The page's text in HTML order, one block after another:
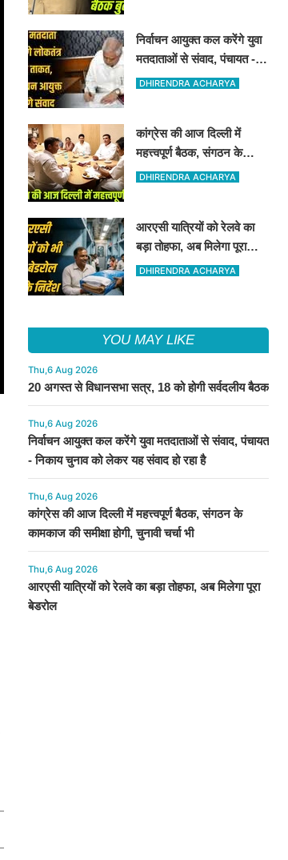
निर्वाचन आयुक्त कल करेंगे युवा
मतदाताओं से संवाद, पंचायत -
निकाय चुनाव को लेकर यह
DHIRENDRA ACHARYA
कांग्रेस की आज दिल्ली में
महत्त्वपूर्ण बैठक, संगठन के
कामकाज की समीक्षा होगी,
DHIRENDRA ACHARYA
आरएसी यात्रियों को रेलवे का
बड़ा तोहफा, अब मिलेगा पूरा
बेडरोल
DHIRENDRA ACHARYA
YOU MAY LIKE
Thu,6 Aug 2026
20 अगस्त से विधानसभा सत्र, 18 को होगी सर्वदलीय बैठक
Thu,6 Aug 2026
निर्वाचन आयुक्त कल करेंगे युवा मतदाताओं से संवाद, पंचायत
- निकाय चुनाव को लेकर यह संवाद हो रहा है
Thu,6 Aug 2026
कांग्रेस की आज दिल्ली में महत्त्वपूर्ण बैठक, संगठन के
कामकाज की समीक्षा होगी, चुनावी चर्चा भी
Thu,6 Aug 2026
आरएसी यात्रियों को रेलवे का बड़ा तोहफा, अब मिलेगा पूरा
बेडरोल